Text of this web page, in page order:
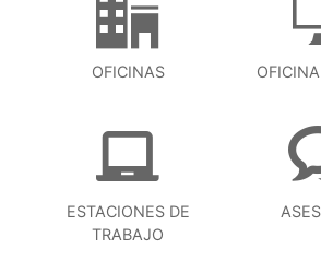
OFICINAS
ESTACIONES DE
TRABAJO